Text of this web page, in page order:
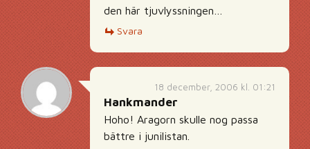
den här tjuvlyssningen…
Svara
18 december, 2006 kl. 01:21
Hankmander
Hoho! Aragorn skulle nog passa
bättre i junilistan.